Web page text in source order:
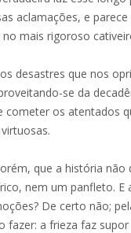
aclamações, e parece
mais rigoroso
desastres que nos
se da
cometer os atentados
que a história não
nem um panfleto. E
De certo não;
fazer: a frieza faz